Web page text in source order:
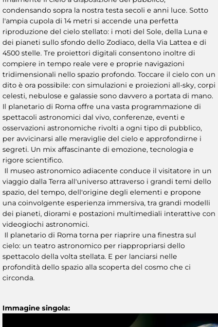
condensando sopra la nostra testa secoli e anni luce. Sotto
l'ampia cupola di 14 metri si accende una perfetta
riproduzione del cielo stellato: i moti del Sole, della Luna e
dei pianeti sullo sfondo dello Zodiaco, della Via Lattea e di
4500 stelle. Tre proiettori digitali consentono inoltre di
compiere in tempo reale vere e proprie navigazioni
tridimensionali nello spazio profondo. Toccare il cielo con un
dito è ora possibile: con simulazioni e proiezioni all-sky, corpi
celesti, nebulose e galassie sono davvero a portata di mano.
Il planetario di Roma offre una vasta programmazione di
spettacoli astronomici dal vivo, conferenze, eventi e
osservazioni astronomiche rivolti a ogni tipo di pubblico,
per avvicinarsi alle meraviglie del cielo e approfondirne i
segreti. Un mix affascinante di emozione, tecnologia e
rigore scientifico.
Il museo astronomico adiacente conduce il visitatore in un
viaggio dalla Terra all'universo attraverso i grandi temi dello
spazio, del tempo, dell'origine degli elementi e propone
una coinvolgente esperienza immersiva, tra grandi modelli
dei pianeti, diorami e postazioni multimediali interattive con
videogiochi astronomici.
Il planetario di Roma torna per riaprire una finestra sul
cielo: un teatro astronomico per riappropriarsi dello
spettacolo della volta stellata. E per lanciarsi nelle
profondità dello spazio alla scoperta del cosmo che ci
circonda.
Immagine singola: